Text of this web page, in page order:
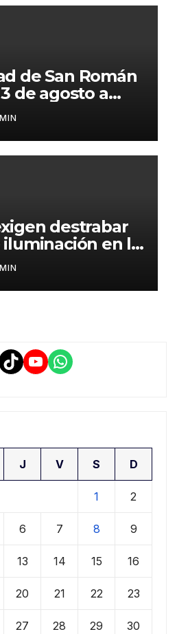
de San Román
de agosto a
del Comité
y Salud en el
destrabar
en la
y alertan por
en riesgo a
TikTokYouTube
WhatsApp
J V S D
1 2
6 7 8 9
13 14 15 16
20 21 22 23
27 28 29 30